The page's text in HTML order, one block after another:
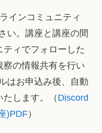
インコミュニティ
い。講座と講座の間
ィでフォローした
察の情報共有を行い
はお申込み後、自動
します。（ Discord
)PDF）